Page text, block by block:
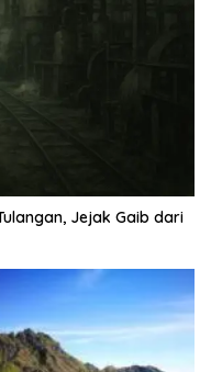
Jejak Gaib dari